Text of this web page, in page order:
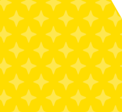
んく